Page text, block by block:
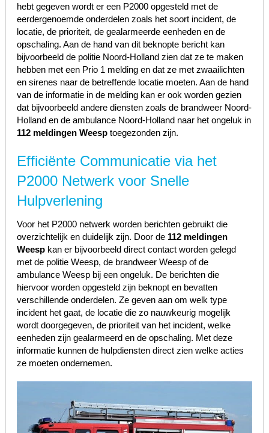
hebt gegeven wordt er een P2000 opgesteld met de
eerdergenoemde onderdelen zoals het soort incident, de
locatie, de prioriteit, de gealarmeerde eenheden en de
opschaling. Aan de hand van dit beknopte bericht kan
bijvoorbeeld de politie Noord-Holland zien dat ze te maken
hebben met een Prio 1 melding en dat ze met zwaailichten
en sirenes naar de betreffende locatie moeten. Aan de hand
van de informatie in de melding kan er ook worden gezien
dat bijvoorbeeld andere diensten zoals de brandweer Noord-
Holland en de ambulance Noord-Holland naar het ongeluk in
112 meldingen Weesptoegezonden zijn.
Efficiënte Communicatie via het
P2000 Netwerk voor Snelle
Hulpverlening
Voor het P2000 netwerk worden berichten gebruikt die
overzichtelijk en duidelijk zijn. Door de 112 meldingen
Weespkan er bijvoorbeeld direct contact worden gelegd
met de politie Weesp, de brandweer Weesp of de
ambulance Weesp bij een ongeluk. De berichten die
hiervoor worden opgesteld zijn beknopt en bevatten
verschillende onderdelen. Ze geven aan om welk type
incident het gaat, de locatie die zo nauwkeurig mogelijk
wordt doorgegeven, de prioriteit van het incident, welke
eenheden zijn gealarmeerd en de opschaling. Met deze
informatie kunnen de hulpdiensten direct zien welke acties
ze moeten ondernemen.